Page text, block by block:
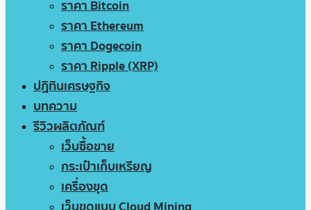
ราคา Bitcoin
ราคา Ethereum
ราคา Dogecoin
ราคา Ripple (XRP)
ปฏิทินเศรษฐกิจ
บทความ
รีวิวผลิตภัณฑ์
เว็บซื้อขาย
กระเป๋าเก็บเหรียญ
เครื่องขุด